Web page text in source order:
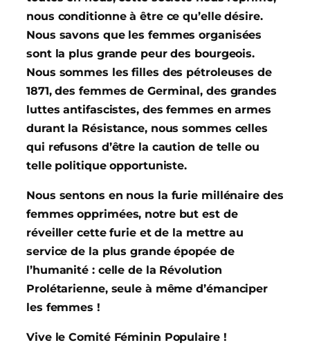
nous conditionne à être ce qu’elle désire.
Nous savons que les femmes organisées
sont la plus grande peur des bourgeois.
Nous sommes les filles des pétroleuses de
1871, des femmes de Germinal, des grandes
luttes antifascistes, des femmes en armes
durant la Résistance, nous sommes celles
qui refusons d’être la caution de telle ou
telle politique opportuniste.
Nous sentons en nous la furie millénaire des
femmes opprimées, notre but est de
réveiller cette furie et de la mettre au
service de la plus grande épopée de
l’humanité : celle de la Révolution
Prolétarienne, seule à même d’émanciper
les femmes !
Vive le Comité Féminin Populaire !